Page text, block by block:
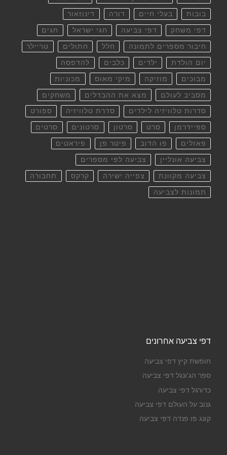
בובות בעלי חיים דורה דינוזאור
דפי משחק דפי צביעה חגי ישראל חגים
חיבור מספרים לתמונה חלל חתולים טריילר
יום הולדת ילדים כלבים להדפסה
מבוכים מוזיקה מיקי מאוס מכוניות
מסביב לעולם מצא את ההבדלים משחקים
סדרות טלוויזיה לילדים סדרת טלוויזיה ספורט
ספיידרמן סרט סרטון סרטונים סרטים
פאזלים פו הדוב פיטר פן פיראטים
צביעה אונליין צביעה לפי מספרים
צביעה מקוונת צפייה ישירה קרקס תחבורה
תמונות לצביעה
דפי צביעה אחרונים
חופשת קיץ דפי צביעה
ספר הג'ונגל דפי צביעה
כדורגל דפי צביעה
גנוב על העולם דפי צביעה
קונג פו פנדה דפי צביעה